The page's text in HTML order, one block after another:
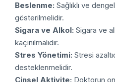
Beslenme: Sağlıklı ve
gösterilmelidir.
Sigara ve Alkol: Sigara ve
kaçınılmalıdır.
Stres Yönetimi: Stresi
desteklenmelidir.
Cinsel Aktivite: Doktorun